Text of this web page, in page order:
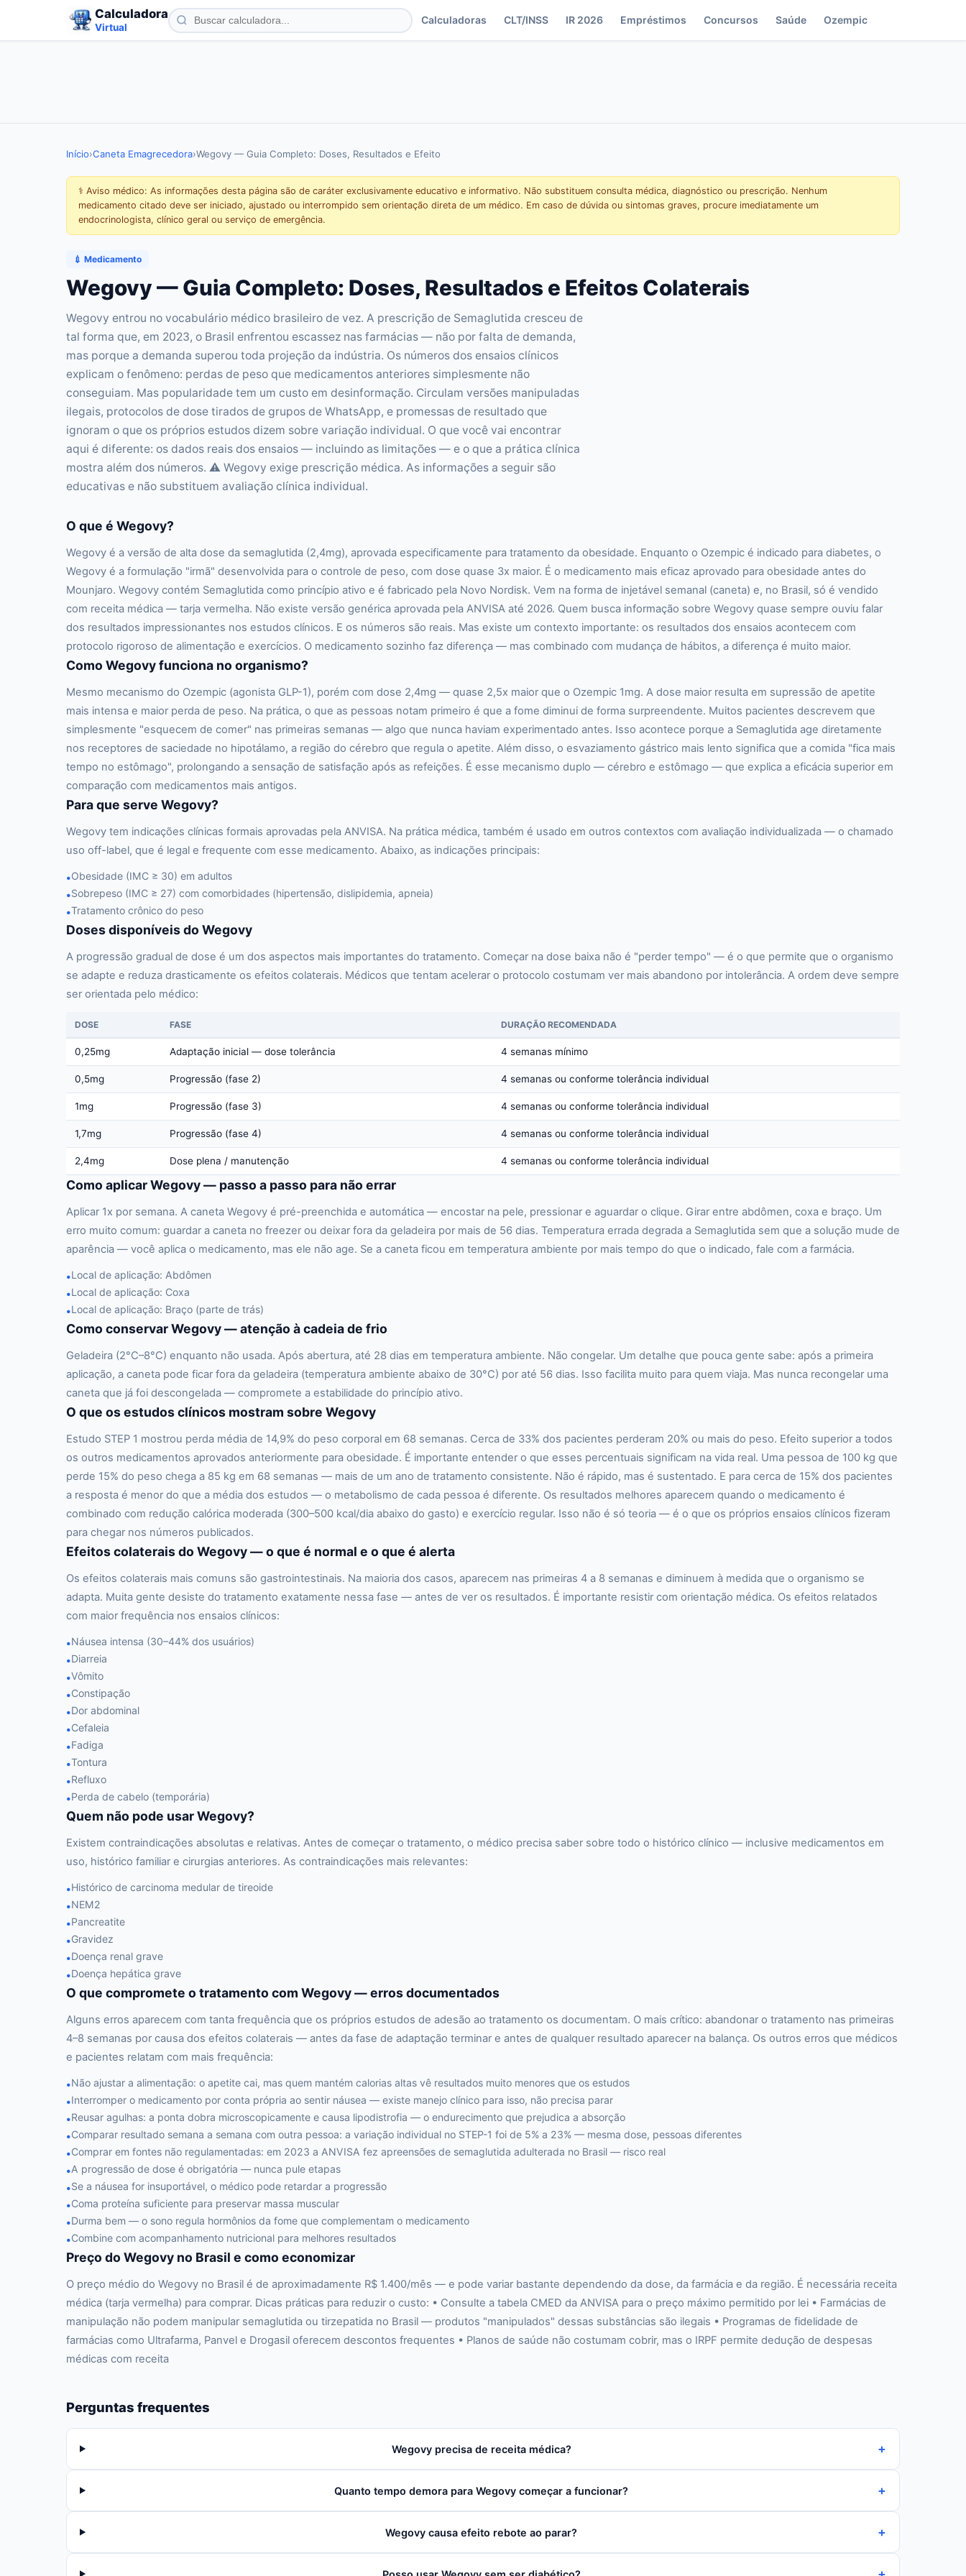
Calculadora
Virtual
Calculadoras CLT/INSS IR 2026 Empréstimos Concursos Saúde Ozempic
Início›Caneta Emagrecedora›Wegovy — Guia Completo: Doses, Resultados e Efeito
⚕️ Aviso médico: As informações desta página são de caráter exclusivamente educativo e informativo. Não substituem consulta médica, diagnóstico ou prescrição. Nenhum
medicamento citado deve ser iniciado, ajustado ou interrompido sem orientação direta de um médico. Em caso de dúvida ou sintomas graves, procure imediatamente um
endocrinologista, clínico geral ou serviço de emergência.
💉 Medicamento
Wegovy — Guia Completo: Doses, Resultados e Efeitos Colaterais
Wegovy entrou no vocabulário médico brasileiro de vez. A prescrição de Semaglutida cresceu de
tal forma que, em 2023, o Brasil enfrentou escassez nas farmácias — não por falta de demanda,
mas porque a demanda superou toda projeção da indústria. Os números dos ensaios clínicos
explicam o fenômeno: perdas de peso que medicamentos anteriores simplesmente não
conseguiam. Mas popularidade tem um custo em desinformação. Circulam versões manipuladas
ilegais, protocolos de dose tirados de grupos de WhatsApp, e promessas de resultado que
ignoram o que os próprios estudos dizem sobre variação individual. O que você vai encontrar
aqui é diferente: os dados reais dos ensaios — incluindo as limitações — e o que a prática clínica
mostra além dos números. ⚠️ Wegovy exige prescrição médica. As informações a seguir são
educativas e não substituem avaliação clínica individual.
O que é Wegovy?
Wegovy é a versão de alta dose da semaglutida (2,4mg), aprovada especificamente para tratamento da obesidade. Enquanto o Ozempic é indicado para diabetes, o
Wegovy é a formulação "irmã" desenvolvida para o controle de peso, com dose quase 3x maior. É o medicamento mais eficaz aprovado para obesidade antes do
Mounjaro. Wegovy contém Semaglutida como princípio ativo e é fabricado pela Novo Nordisk. Vem na forma de injetável semanal (caneta) e, no Brasil, só é vendido
com receita médica — tarja vermelha. Não existe versão genérica aprovada pela ANVISA até 2026. Quem busca informação sobre Wegovy quase sempre ouviu falar
dos resultados impressionantes nos estudos clínicos. E os números são reais. Mas existe um contexto importante: os resultados dos ensaios acontecem com
protocolo rigoroso de alimentação e exercícios. O medicamento sozinho faz diferença — mas combinado com mudança de hábitos, a diferença é muito maior.
Como Wegovy funciona no organismo?
Mesmo mecanismo do Ozempic (agonista GLP-1), porém com dose 2,4mg — quase 2,5x maior que o Ozempic 1mg. A dose maior resulta em supressão de apetite
mais intensa e maior perda de peso. Na prática, o que as pessoas notam primeiro é que a fome diminui de forma surpreendente. Muitos pacientes descrevem que
simplesmente "esquecem de comer" nas primeiras semanas — algo que nunca haviam experimentado antes. Isso acontece porque a Semaglutida age diretamente
nos receptores de saciedade no hipotálamo, a região do cérebro que regula o apetite. Além disso, o esvaziamento gástrico mais lento significa que a comida "fica mais
tempo no estômago", prolongando a sensação de satisfação após as refeições. É esse mecanismo duplo — cérebro e estômago — que explica a eficácia superior em
comparação com medicamentos mais antigos.
Para que serve Wegovy?
Wegovy tem indicações clínicas formais aprovadas pela ANVISA. Na prática médica, também é usado em outros contextos com avaliação individualizada — o chamado
uso off-label, que é legal e frequente com esse medicamento. Abaixo, as indicações principais:
•Obesidade (IMC ≥ 30) em adultos
•Sobrepeso (IMC ≥ 27) com comorbidades (hipertensão, dislipidemia, apneia)
•Tratamento crônico do peso
Doses disponíveis do Wegovy
A progressão gradual de dose é um dos aspectos mais importantes do tratamento. Começar na dose baixa não é "perder tempo" — é o que permite que o organismo
se adapte e reduza drasticamente os efeitos colaterais. Médicos que tentam acelerar o protocolo costumam ver mais abandono por intolerância. A ordem deve sempre
ser orientada pelo médico:
DOSE FASE DURAÇÃO RECOMENDADA
0,25mg Adaptação inicial — dose tolerância 4 semanas mínimo
0,5mg Progressão (fase 2) 4 semanas ou conforme tolerância individual
1mg Progressão (fase 3) 4 semanas ou conforme tolerância individual
1,7mg Progressão (fase 4) 4 semanas ou conforme tolerância individual
2,4mg Dose plena / manutenção 4 semanas ou conforme tolerância individual
Como aplicar Wegovy — passo a passo para não errar
Aplicar 1x por semana. A caneta Wegovy é pré-preenchida e automática — encostar na pele, pressionar e aguardar o clique. Girar entre abdômen, coxa e braço. Um
erro muito comum: guardar a caneta no freezer ou deixar fora da geladeira por mais de 56 dias. Temperatura errada degrada a Semaglutida sem que a solução mude de
aparência — você aplica o medicamento, mas ele não age. Se a caneta ficou em temperatura ambiente por mais tempo do que o indicado, fale com a farmácia.
•Local de aplicação: Abdômen
•Local de aplicação: Coxa
•Local de aplicação: Braço (parte de trás)
Como conservar Wegovy — atenção à cadeia de frio
Geladeira (2°C–8°C) enquanto não usada. Após abertura, até 28 dias em temperatura ambiente. Não congelar. Um detalhe que pouca gente sabe: após a primeira
aplicação, a caneta pode ficar fora da geladeira (temperatura ambiente abaixo de 30°C) por até 56 dias. Isso facilita muito para quem viaja. Mas nunca recongelar uma
caneta que já foi descongelada — compromete a estabilidade do princípio ativo.
O que os estudos clínicos mostram sobre Wegovy
Estudo STEP 1 mostrou perda média de 14,9% do peso corporal em 68 semanas. Cerca de 33% dos pacientes perderam 20% ou mais do peso. Efeito superior a todos
os outros medicamentos aprovados anteriormente para obesidade. É importante entender o que esses percentuais significam na vida real. Uma pessoa de 100 kg que
perde 15% do peso chega a 85 kg em 68 semanas — mais de um ano de tratamento consistente. Não é rápido, mas é sustentado. E para cerca de 15% dos pacientes
a resposta é menor do que a média dos estudos — o metabolismo de cada pessoa é diferente. Os resultados melhores aparecem quando o medicamento é
combinado com redução calórica moderada (300–500 kcal/dia abaixo do gasto) e exercício regular. Isso não é só teoria — é o que os próprios ensaios clínicos fizeram
para chegar nos números publicados.
Efeitos colaterais do Wegovy — o que é normal e o que é alerta
Os efeitos colaterais mais comuns são gastrointestinais. Na maioria dos casos, aparecem nas primeiras 4 a 8 semanas e diminuem à medida que o organismo se
adapta. Muita gente desiste do tratamento exatamente nessa fase — antes de ver os resultados. É importante resistir com orientação médica. Os efeitos relatados
com maior frequência nos ensaios clínicos:
•Náusea intensa (30–44% dos usuários)
•Diarreia
•Vômito
•Constipação
•Dor abdominal
•Cefaleia
•Fadiga
•Tontura
•Refluxo
•Perda de cabelo (temporária)
Quem não pode usar Wegovy?
Existem contraindicações absolutas e relativas. Antes de começar o tratamento, o médico precisa saber sobre todo o histórico clínico — inclusive medicamentos em
uso, histórico familiar e cirurgias anteriores. As contraindicações mais relevantes:
•Histórico de carcinoma medular de tireoide
•NEM2
•Pancreatite
•Gravidez
•Doença renal grave
•Doença hepática grave
O que compromete o tratamento com Wegovy — erros documentados
Alguns erros aparecem com tanta frequência que os próprios estudos de adesão ao tratamento os documentam. O mais crítico: abandonar o tratamento nas primeiras
4–8 semanas por causa dos efeitos colaterais — antes da fase de adaptação terminar e antes de qualquer resultado aparecer na balança. Os outros erros que médicos
e pacientes relatam com mais frequência:
•Não ajustar a alimentação: o apetite cai, mas quem mantém calorias altas vê resultados muito menores que os estudos
•Interromper o medicamento por conta própria ao sentir náusea — existe manejo clínico para isso, não precisa parar
•Reusar agulhas: a ponta dobra microscopicamente e causa lipodistrofia — o endurecimento que prejudica a absorção
•Comparar resultado semana a semana com outra pessoa: a variação individual no STEP-1 foi de 5% a 23% — mesma dose, pessoas diferentes
•Comprar em fontes não regulamentadas: em 2023 a ANVISA fez apreensões de semaglutida adulterada no Brasil — risco real
•A progressão de dose é obrigatória — nunca pule etapas
•Se a náusea for insuportável, o médico pode retardar a progressão
•Coma proteína suficiente para preservar massa muscular
•Durma bem — o sono regula hormônios da fome que complementam o medicamento
•Combine com acompanhamento nutricional para melhores resultados
Preço do Wegovy no Brasil e como economizar
O preço médio do Wegovy no Brasil é de aproximadamente R$ 1.400/mês — e pode variar bastante dependendo da dose, da farmácia e da região. É necessária receita
médica (tarja vermelha) para comprar. Dicas práticas para reduzir o custo: • Consulte a tabela CMED da ANVISA para o preço máximo permitido por lei • Farmácias de
manipulação não podem manipular semaglutida ou tirzepatida no Brasil — produtos "manipulados" dessas substâncias são ilegais • Programas de fidelidade de
farmácias como Ultrafarma, Panvel e Drogasil oferecem descontos frequentes • Planos de saúde não costumam cobrir, mas o IRPF permite dedução de despesas
médicas com receita
Perguntas frequentes
Wegovy precisa de receita médica? +
Quanto tempo demora para Wegovy começar a funcionar? +
Wegovy causa efeito rebote ao parar? +